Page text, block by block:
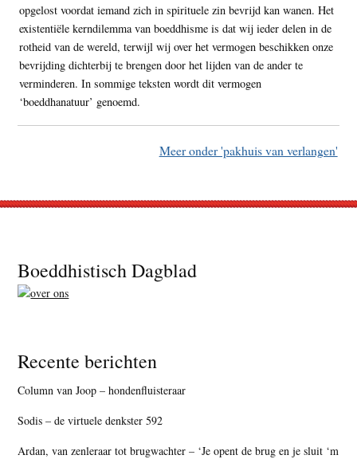
opgelost voordat iemand zich in spirituele zin bevrijd kan wanen. Het
existentiële kerndilemma van boeddhisme is dat wij ieder delen in de
rotheid van de wereld, terwijl wij over het vermogen beschikken onze
bevrijding dichterbij te brengen door het lijden van de ander te
verminderen. In sommige teksten wordt dit vermogen
‘boeddhanatuur’ genoemd.
Meer onder 'pakhuis van verlangen'
Footer
Boeddhistisch Dagblad
Recente berichten
Column van Joop – hondenfluisteraar
Sodis – de virtuele denkster 592
Ardan, van zenleraar tot brugwachter – ‘Je opent de brug en je sluit ‘m